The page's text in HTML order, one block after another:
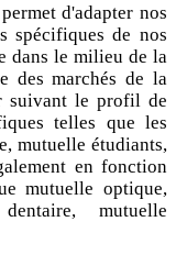
d'adapter nos
spécifiques de nos
dans le milieu de la
des marchés de la
suivant le profil de
telles que les
mutuelle étudiants,
en fonction
mutuelle optique,
mutuelle